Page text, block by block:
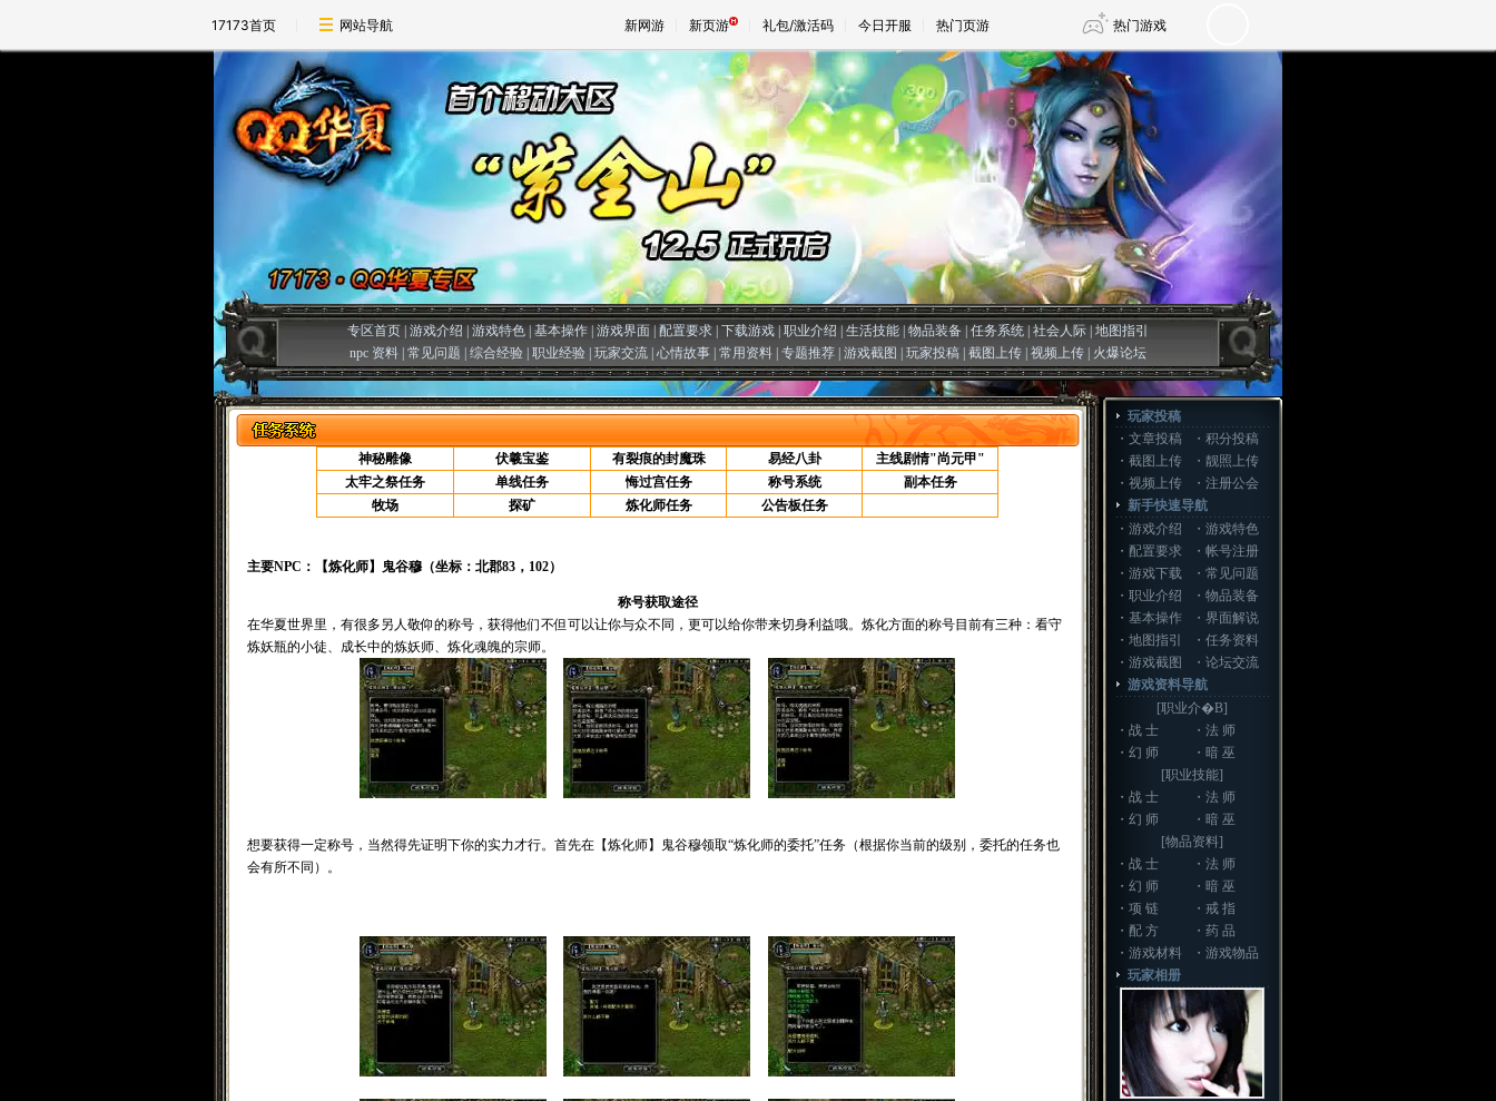
17173首页 网站导航 新网游 新页游 礼包/激活码 今日开服 热门页游 热门游戏
魔兽 DNF 传奇4
剑网3旗舰版 新天龙八部
王权与自由 诛仙世界 仙剑世界
专区首页 游戏介绍 游戏特色 基本操作 游戏界面 配置要求 下载游戏 职业介绍 生活技能 物品装备 任务系统 社会人际 地图指引
npc 资料 常见问题 综合经验 职业经验 玩家交流 心情故事 常用资料 专题推荐 游戏截图 玩家投稿 截图上传 视频上传 火爆论坛
神秘雕像 伏羲宝鉴 有裂痕的封魔珠 易经八卦
主线剧情"尚元甲"
太牢之祭任务
单线任务 悔过宫任务 称号系统
副本任务
牧场
探矿 炼化师任务 公告板任务
主要NPC：【炼化师】鬼谷穆（坐标：北郡83，102）
称号获取途径
在华夏世界里，有很多另人敬仰的称号，获得他们不但可以让你与众不同，更可以给你带来切身利益哦。炼化方面的称号目前有三种：看守
炼妖瓶的小徒、成长中的炼妖师、炼化魂魄的宗师。
想要获得一定称号，当然得先证明下你的实力才行。首先在【炼化师】鬼谷穆领取“炼化师的委托”任务（根据你当前的级别，委托的任务也
会有所不同）。
玩家投稿
・ 文章投稿 ・ 积分投稿
・ 截图上传 ・ 靓照上传
・ 视频上传 ・ 注册公会
新手快速导航
・ 游戏介绍 ・ 游戏特色
・ 配置要求 ・ 帐号注册
・ 游戏下载 ・ 常见问题
・ 职业介绍 ・ 物品装备
・ 基本操作 ・ 界面解说
・ 地图指引 ・ 任务资料
・ 游戏截图 ・ 论坛交流
游戏资料导航
[职业介�B]
・ 战 士 ・ 法 师
・ 幻 师 ・ 暗 巫
[职业技能]
・ 战 士 ・ 法 师
・ 幻 师 ・ 暗 巫
[物品资料]
・ 战 士 ・ 法 师
・ 幻 师 ・ 暗 巫
・ 项 链 ・ 戒 指
・ 配 方 ・ 药 品
・ 游戏材料 ・ 游戏物品
玩家相册